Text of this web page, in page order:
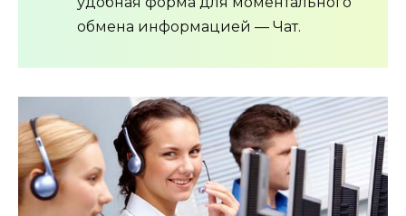
обмена информацией — Чат.